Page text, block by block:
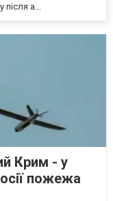
після а...
Крим - у
пожежа